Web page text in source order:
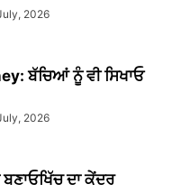
2026
ਬੱਚਿਆਂ ਨੂੰ ਵੀ ਸਿਖਾਓ
2026
ਦਾ ਕੇਂਦਰ